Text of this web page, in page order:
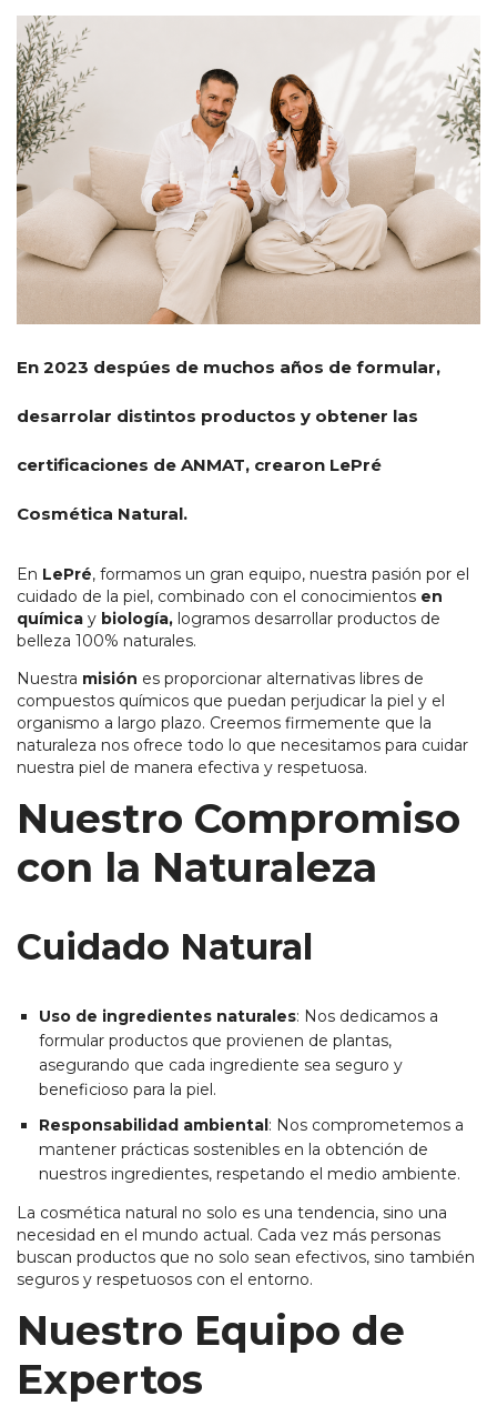
En 2023 despúes de muchos años de formular,
desarrolar distintos productos y obtener las
certificaciones de ANMAT, crearon LePré
Cosmética Natural.
En LePré, formamos un gran equipo, nuestra pasión por el
cuidado de la piel, combinado con el conocimientos en
química y biología, logramos desarrollar productos de
belleza 100% naturales.
Nuestra misión es proporcionar alternativas libres de
compuestos químicos que puedan perjudicar la piel y el
organismo a largo plazo. Creemos firmemente que la
naturaleza nos ofrece todo lo que necesitamos para cuidar
nuestra piel de manera efectiva y respetuosa.
Nuestro Compromiso
con la Naturaleza
Cuidado Natural
Uso de ingredientes naturales: Nos dedicamos a
formular productos que provienen de plantas,
asegurando que cada ingrediente sea seguro y
beneficioso para la piel.
Responsabilidad ambiental: Nos comprometemos a
mantener prácticas sostenibles en la obtención de
nuestros ingredientes, respetando el medio ambiente.
La cosmética natural no solo es una tendencia, sino una
necesidad en el mundo actual. Cada vez más personas
buscan productos que no solo sean efectivos, sino también
seguros y respetuosos con el entorno.
Nuestro Equipo de
Expertos